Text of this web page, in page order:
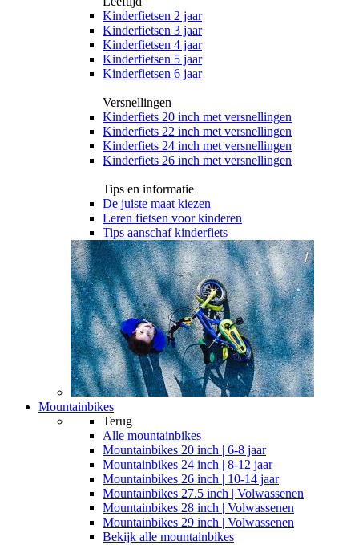
Kinderfietsen 2 jaar
Kinderfietsen 3 jaar
Kinderfietsen 4 jaar
Kinderfietsen 5 jaar
Kinderfietsen 6 jaar
Versnellingen
Kinderfiets 20 inch met versnellingen
Kinderfiets 22 inch met versnellingen
Kinderfiets 24 inch met versnellingen
Kinderfiets 26 inch met versnellingen
Tips en informatie
De juiste maat kiezen
Leren fietsen voor kinderen
Tips aanschaf kinderfiets
Mountainbikes
Terug
Alle mountainbikes
Mountainbikes 20 inch | 6-8 jaar
Mountainbikes 24 inch | 8-12 jaar
Mountainbikes 26 inch | 10-14 jaar
Mountainbikes 27.5 inch | Volwassenen
Mountainbikes 28 inch | Volwassenen
Mountainbikes 29 inch | Volwassenen
Bekijk alle mountainbikes